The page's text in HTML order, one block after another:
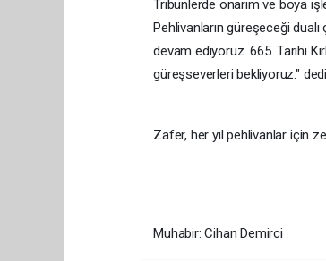
Tribünlerde onarım ve boya
Pehlivanların güreşeceği
devam ediyoruz. 665. Tarihi
güreşseverleri bekliyoruz."
Zafer, her yıl pehlivanlar için
Muhabir: Cihan Demirci